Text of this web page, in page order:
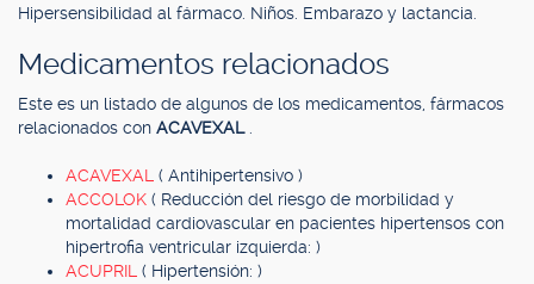
Hipersensibilidad al fármaco. Niños. Embarazo y lactancia.
Medicamentos relacionados
Este es un listado de algunos de los medicamentos, fármacos
relacionados con ACAVEXAL
ACAVEXAL ( Antihipertensivo )
ACCOLOK ( Reducción del riesgo de morbilidad y
mortalidad cardiovascular en pacientes hipertensos con
hipertrofia ventricular izquierda: )
ACUPRIL ( Hipertensión: )